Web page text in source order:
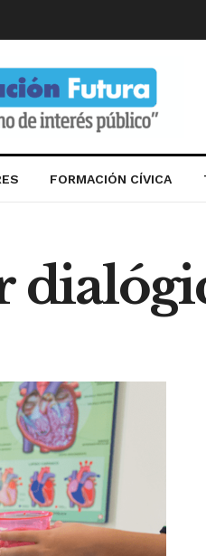
FORMACIÓN CÍVICA